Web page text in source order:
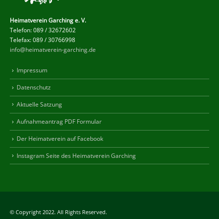
Heimatverein Garching e. V.
Telefon: 089 / 32672602
Telefax: 089 / 30766998
info@heimatverein-garching.de
Impressum
Datenschutz
Aktuelle Satzung
Aufnahmeantrag PDF Formular
Der Heimatverein auf Facebook
Instagram Seite des Heimatverein Garching
© Copyright 2022. All Rights Reserved.